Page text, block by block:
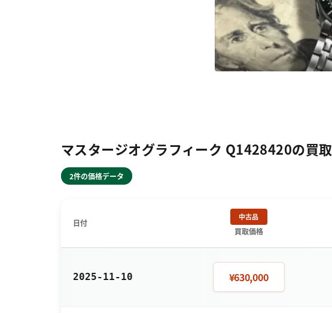
マスタージオグラフィーク Q1428420の買
2件の価格データ
日付
中古品
買取価格
2025-11-10 ¥630,000